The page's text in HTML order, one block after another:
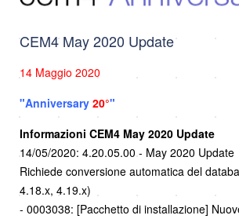
CEM4 May 2020 Update
14 Maggio 2020
"Anniversary 20°"
Informazioni CEM4 May 2020 Update
14/05/2020: 4.20.05.00 - May 2020 Update
Richiede conversione automatica del
4.18.x, 4.19.x)
- 0003038: [Pacchetto di installazione]